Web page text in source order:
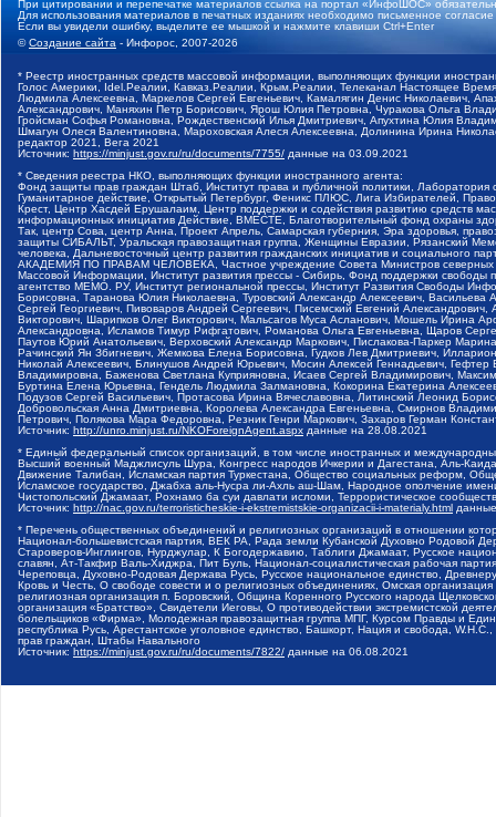
При цитировании и перепечатке материалов ссылка на портал «ИнфоШОС»
Для использования материалов в печатных изданиях необходимо письменное
Если вы увидели ошибку, выделите ее мышкой и нажмите клавиши Ctrl+Enter
©Создание сайта - Инфорос, 2007-2026
* Реестр иностранных средств массовой информации, выполняющих функции
Голос Америки, Idel.Реалии, Кавказ.Реалии, Крым.Реалии, Телеканал Настоящее
Людмила Алексеевна, Маркелов Сергей Евгеньевич, Камалягин Денис Николаевич,
Александрович, Маняхин Петр Борисович, Ярош Юлия Петровна, Чуракова Ольга
Гройсман Софья Романовна, Рождественский Илья Дмитриевич, Апухтина Юлия
Шмагун Олеся Валентиновна, Мароховская Алеся Алексеевна, Долинина Ирина
редактор 2021, Вега 2021
Источник: https://minjust.gov.ru/ru/documents/7755/ данные на 03.09.2021
* Сведения реестра НКО, выполняющих функции иностранного агента:
Фонд защиты прав граждан Штаб, Институт права и публичной политики,
Гуманитарное действие, Открытый Петербург, Феникс ПЛЮС, Лига Избирателей,
Крест, Центр Хасдей Ерушалаим, Центр поддержки и содействия развитию средств
информационных инициатив Действие, ВМЕСТЕ, Благотворительный фонд охраны
Так, центр Сова, центр Анна, Проект Апрель, Самарская губерния, Эра здоровья,
защиты СИБАЛЬТ, Уральская правозащитная группа, Женщины Евразии, Рязанский
человека, Дальневосточный центр развития гражданских инициатив и социального
АКАДЕМИЯ ПО ПРАВАМ ЧЕЛОВЕКА, Частное учреждение Совета Министров северных
Массовой Информации, Институт развития прессы - Сибирь, Фонд поддержки
агентство МЕМО. РУ, Институт региональной прессы, Институт Развития Свободы
Борисовна, Таранова Юлия Николаевна, Туровский Александр Алексеевич,
Сергей Георгиевич, Пивоваров Андрей Сергеевич, Писемский Евгений
Викторович, Шарипков Олег Викторович, Мальсагов Муса Асланович, Мошель Ирина
Александровна, Исламов Тимур Рифгатович, Романова Ольга Евгеньевна, Щаров
Паутов Юрий Анатольевич, Верховский Александр Маркович, Пислакова-Паркер
Рачинский Ян Збигневич, Жемкова Елена Борисовна, Гудков Лев Дмитриевич,
Николай Алексеевич, Блинушов Андрей Юрьевич, Мосин Алексей Геннадьевич,
Владимировна, Баженова Светлана Куприяновна, Исаев Сергей Владимирович,
Буртина Елена Юрьевна, Гендель Людмила Залмановна, Кокорина Екатерина
Подузов Сергей Васильевич, Протасова Ирина Вячеславовна, Литинский Леонид
Добровольская Анна Дмитриевна, Королева Александра Евгеньевна, Смирнов
Петрович, Полякова Мара Федоровна, Резник Генри Маркович, Захаров Герман
Источник: http://unro.minjust.ru/NKOForeignAgent.aspx данные на 28.08.2021
* Единый федеральный список организаций, в том числе иностранных и
Высший военный Маджлисуль Шура, Конгресс народов Ичкерии и Дагестана, Аль-
Движение Талибан, Исламская партия Туркестана, Общество социальных реформ,
Исламское государство, Джабха аль-Нусра ли-Ахль аш-Шам, Народное ополчение
Чистопольский Джамаат, Рохнамо ба суи давлати исломи, Террористическое
Источник: http://nac.gov.ru/terroristicheskie-i-ekstremistskie-organizacii-i-materialy.html
* Перечень общественных объединений и религиозных организаций в отношении
Национал-большевистская партия, ВЕК РА, Рада земли Кубанской Духовно Родовой
Староверов-Инглингов, Нурджулар, К Богодержавию, Таблиги Джамаат, Русское
славян, Ат-Такфир Валь-Хиджра, Пит Буль, Национал-социалистическая рабочая
Череповца, Духовно-Родовая Держава Русь, Русское национальное единство,
Кровь и Честь, О свободе совести и о религиозных объединениях, Омская
религиозная организация п. Боровский, Община Коренного Русского народа
организация «Братство», Свидетели Иеговы, О противодействии экстремистской
болельщиков «Фирма», Молодежная правозащитная группа МПГ, Курсом Правды и
республика Русь, Арестантское уголовное единство, Башкорт, Нация и свобода,
прав граждан, Штабы Навального
Источник: https://minjust.gov.ru/ru/documents/7822/ данные на 06.08.2021